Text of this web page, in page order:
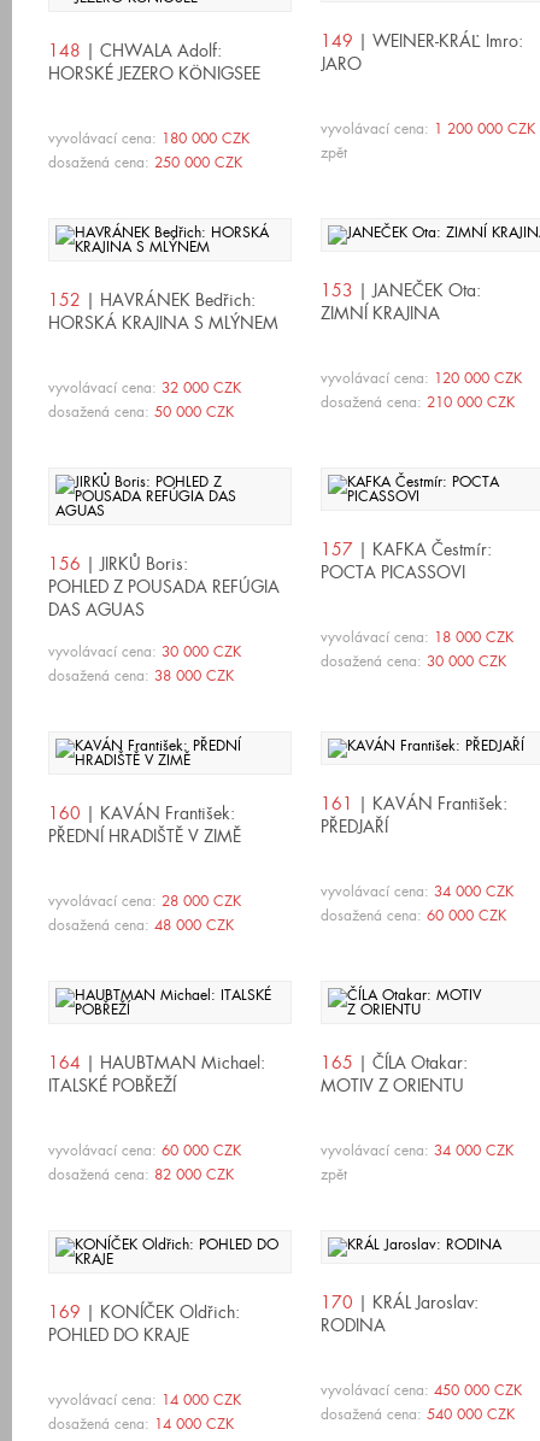
148 | CHWALA Adolf:
HORSKÉ JEZERO KÖNIGSEE
vyvolávací cena: 180 000 CZK
dosažená cena: 250 000 CZK
149 | WEINER-KRÁĽ Imro:
JARO
vyvolávací cena: 1 200 000 CZK
zpět
152 | HAVRÁNEK Bedřich:
HORSKÁ KRAJINA S MLÝNEM
vyvolávací cena: 32 000 CZK
dosažená cena: 50 000 CZK
153 | JANEČEK Ota:
ZIMNÍ KRAJINA
vyvolávací cena: 120 000 CZK
dosažená cena: 210 000 CZK
156 | JIRKŮ Boris:
POHLED Z POUSADA REFÚGIA
DAS AGUAS
vyvolávací cena: 30 000 CZK
dosažená cena: 38 000 CZK
157 | KAFKA Čestmír:
POCTA PICASSOVI
vyvolávací cena: 18 000 CZK
dosažená cena: 30 000 CZK
160 | KAVÁN František:
PŘEDNÍ HRADIŠTĚ V ZIMĚ
vyvolávací cena: 28 000 CZK
dosažená cena: 48 000 CZK
161 | KAVÁN František:
PŘEDJAŘÍ
vyvolávací cena: 34 000 CZK
dosažená cena: 60 000 CZK
164 | HAUBTMAN Michael:
ITALSKÉ POBŘEŽÍ
vyvolávací cena: 60 000 CZK
dosažená cena: 82 000 CZK
165 | ČÍLA Otakar:
MOTIV Z ORIENTU
vyvolávací cena: 34 000 CZK
zpět
169 | KONÍČEK Oldřich:
POHLED DO KRAJE
vyvolávací cena: 14 000 CZK
dosažená cena: 14 000 CZK
170 | KRÁL Jaroslav:
RODINA
vyvolávací cena: 450 000 CZK
dosažená cena: 540 000 CZK